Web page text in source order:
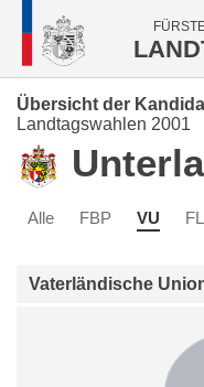
Übersicht der
Landtagswahlen 2001
Alle FBP VU FL
Vaterländische